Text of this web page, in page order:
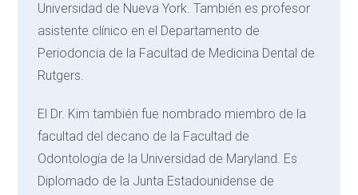
Universidad de Nueva York. También es profesor
asistente clínico en el Departamento de
Periodoncia de la Facultad de Medicina Dental de
Rutgers.
El Dr. Kim también fue nombrado miembro de la
facultad del decano de la Facultad de
Odontología de la Universidad de Maryland. Es
Diplomado de la Junta Estadounidense de